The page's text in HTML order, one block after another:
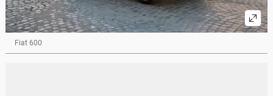
Fiat 600